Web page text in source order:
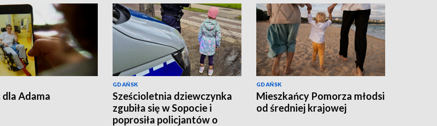
dla Adama
GDAŃSK
Sześcioletnia dziewczynka
zgubiła się w Sopocie i
poprosiła policjantów o
GDAŃSK
Mieszkańcy Pomorza młodsi
od średniej krajowej